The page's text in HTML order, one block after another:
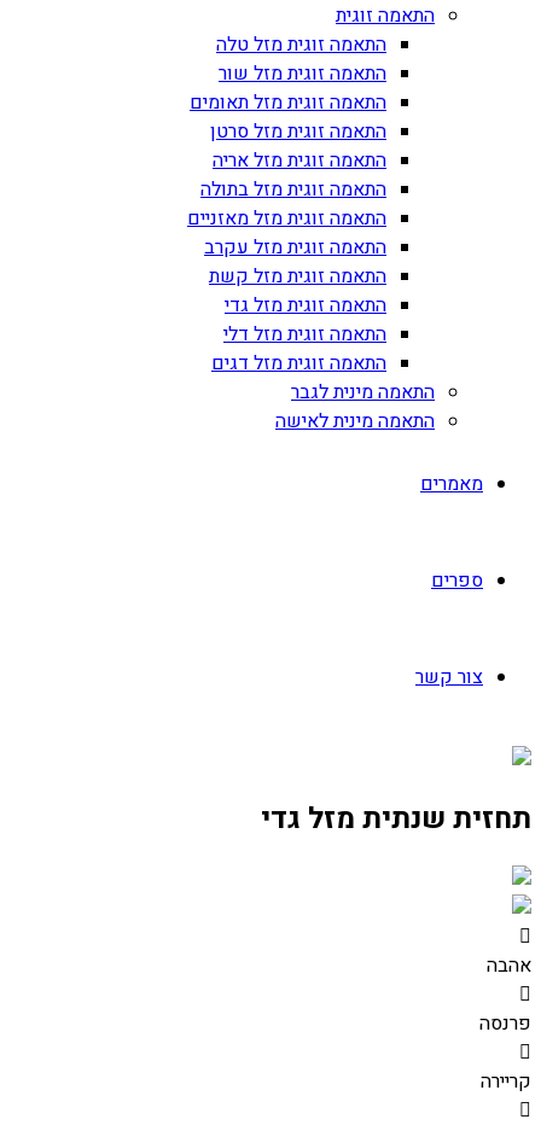
התאמה זוגית
התאמה זוגית מזל טלה
התאמה זוגית מזל שור
התאמה זוגית מזל תאומים
התאמה זוגית מזל סרטן
התאמה זוגית מזל אריה
התאמה זוגית מזל בתולה
התאמה זוגית מזל מאזניים
התאמה זוגית מזל עקרב
התאמה זוגית מזל קשת
התאמה זוגית מזל גדי
התאמה זוגית מזל דלי
התאמה זוגית מזל דגים
התאמה מינית לגבר
התאמה מינית לאישה
מאמרים
ספרים
צור קשר
תחזית שנתית מזל גדי
אהבה
פרנסה
קריירה